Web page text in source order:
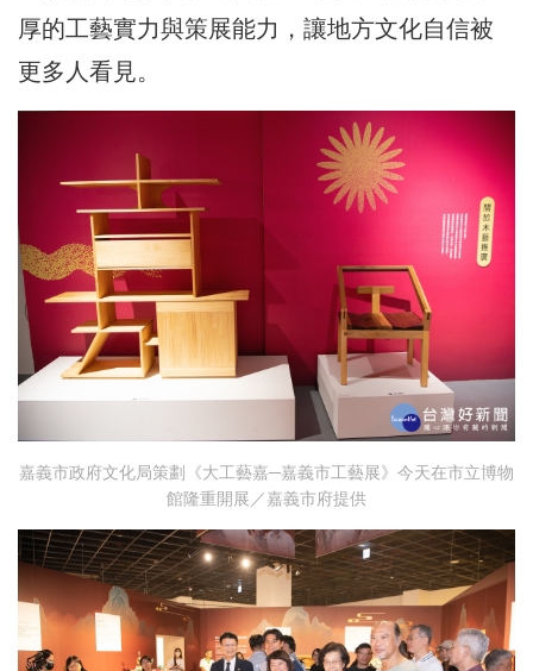
厚的工藝實力與策展能力，讓地方文化自信被
更多人看見。
嘉義市政府文化局策劃《大工藝嘉─嘉義市工藝展》今天在市立博物
館隆重開展／嘉義市府提供